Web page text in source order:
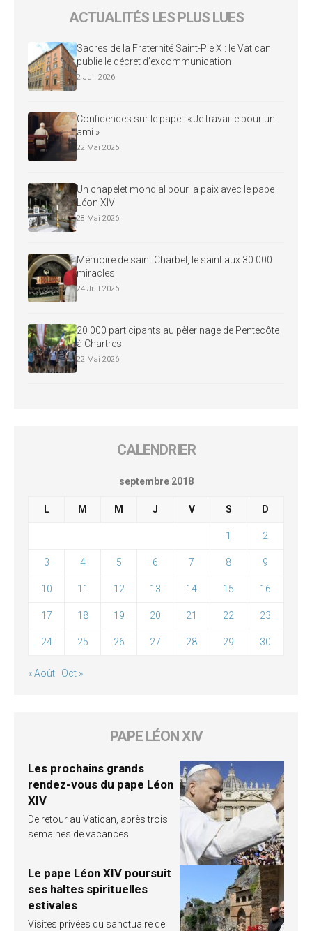
ACTUALITÉS LES PLUS LUES
Sacres de la Fraternité Saint-Pie X : le Vatican
publie le décret d’excommunication
2 Juil 2026
Confidences sur le pape : « Je travaille pour un
ami »
22 Mai 2026
Un chapelet mondial pour la paix avec le pape
Léon XIV
28 Mai 2026
Mémoire de saint Charbel, le saint aux 30 000
miracles
24 Juil 2026
20 000 participants au pèlerinage de Pentecôte
à Chartres
22 Mai 2026
CALENDRIER
septembre 2018
L M M J V S D
1 2
3 4 5 6 7 8 9
10 11 12 13 14 15 16
17 18 19 20 21 22 23
24 25 26 27 28 29 30
« Août Oct »
PAPE LÉON XIV
Les prochains grands
rendez-vous du pape Léon
XIV
De retour au Vatican, après trois
semaines de vacances
Le pape Léon XIV poursuit
ses haltes spirituelles
estivales
Visites privées du sanctuaire de